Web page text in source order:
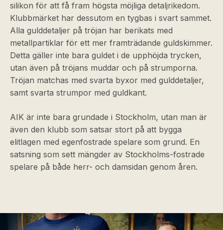
silikon för att få fram högsta möjliga detaljrikedom.
Klubbmärket har dessutom en tygbas i svart sammet.
Alla gulddetaljer på tröjan har berikats med
metallpartiklar för ett mer framträdande guldskimmer.
Detta gäller inte bara guldet i de upphöjda trycken,
utan även på tröjans muddar och på strumporna.
Tröjan matchas med svarta byxor med gulddetaljer,
samt svarta strumpor med guldkant.
AIK är inte bara grundade i Stockholm, utan man är
även den klubb som satsar stort på att bygga
elitlagen med egenfostrade spelare som grund. En
satsning som sett mängder av Stockholms-fostrade
spelare på både herr- och damsidan genom åren.